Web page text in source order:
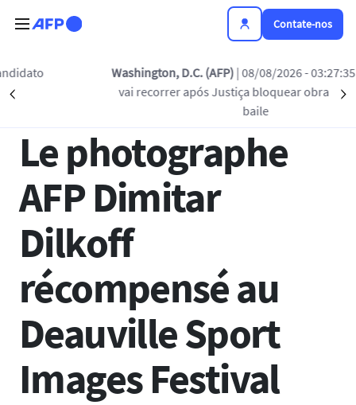
Contate-nos
Washington, D.C. (AFP)| 08/08/2026 - 03:27:35| Trump
vai recorrer após Justiça bloquear obra de salão de
Voltar à lista
Le photographe
AFP Dimitar
Dilkoff
récompensé au
Deauville Sport
Images Festival